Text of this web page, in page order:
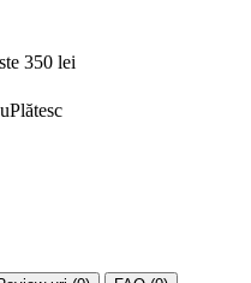
350 lei